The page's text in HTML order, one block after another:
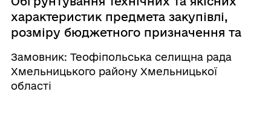
характеристик предмета закупівлі,
розміру бюджетного призначення та
закупівлі
Замовник: Теофіпольська селищна рада
Хмельницького району Хмельницької
області